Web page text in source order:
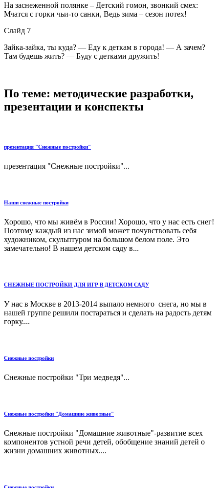
На заснеженной полянке – Детский гомон, звонкий смех:
Мчатся с горки чьи-то санки, Ведь зима – сезон потех!
Слайд 7
Зайка-зайка, ты куда? — Еду к деткам в города! — А зачем?
Там будешь жить? — Буду с детками дружить!
По теме: методические разработки,
презентации и конспекты
презентация "Снежные постройки"
презентация "Снежные постройки"...
Наши снежные постройки
Хорошо, что мы живём в России! Хорошо, что у нас есть снег!
Поэтому каждый из нас зимой может почувствовать себя
художником, скульптуром на большом белом поле. Это
замечательно! В нашем детском саду в...
СНЕЖНЫЕ ПОСТРОЙКИ ДЛЯ ИГР В ДЕТСКОМ САДУ
У нас в Москве в 2013-2014 выпало немного снега, но мы в
нашей группе решили постараться и сделать на радость детям
горку....
Снежные постройки
Снежные постройки "Три медведя"...
Снежные постройки "Домашние животные"
Снежные постройки "Домашние животные"-развитие всех
компонентов устной речи детей, обобщение знаний детей о
жизни домашних животных....